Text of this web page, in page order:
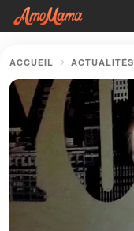
ACCUEIL ACTUALITÉS